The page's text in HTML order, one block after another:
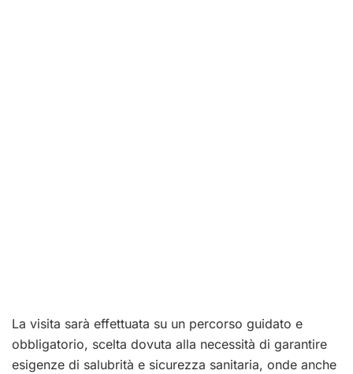
La visita sarà effettuata su un percorso guidato e
obbligatorio, scelta dovuta alla necessità di garantire
esigenze di salubrità e sicurezza sanitaria, onde anche